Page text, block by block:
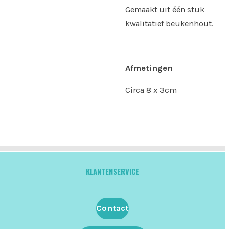
Gemaakt uit één stuk
kwalitatief beukenhout.
Afmetingen
Circa 8 x 3cm
KLANTENSERVICE
Contact